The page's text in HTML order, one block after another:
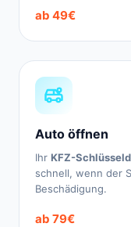
ab 49€
Auto öffnen
Ihr KFZ-
schnell, wenn der
Beschädigung.
ab 79€